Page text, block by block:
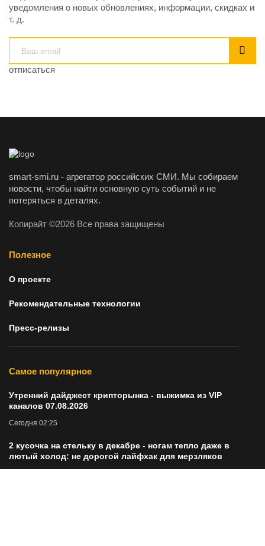
уведомления о новых обновлениях, информации, скидках и
т. д.
отписаться
smart-smi.ru - агрегатор российских СМИ. Мы собираем
новости, чтобы найти основную суть событий и не
потеряться в деталях.
Копирайт ©2026 Все права защищены
Полезное
О проекте
Рекомендательные технологии
Пресс-релизы
Самое популярное
Утренний дайджест крипторынка - выжимка из VIP
каналов 07.08.2026
Сегодня 02:25
2 кусочка на стельку в декабре - ногам тепло даже в
лютый холод: не дорогой лайфхак для мерзляков